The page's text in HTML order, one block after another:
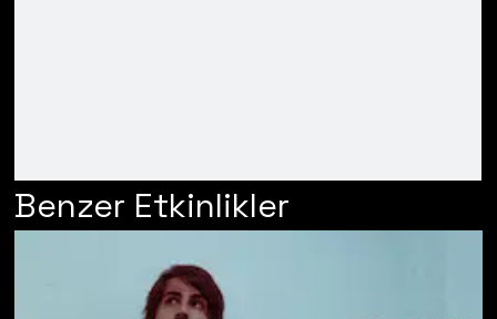
Benzer Etkinlikler